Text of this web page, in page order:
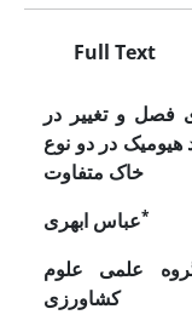
Full Text
فصل و تغییر در
در دو نوع
خاک متفاوت
عباس ابهری*
علمی
علوم
کشاورزی